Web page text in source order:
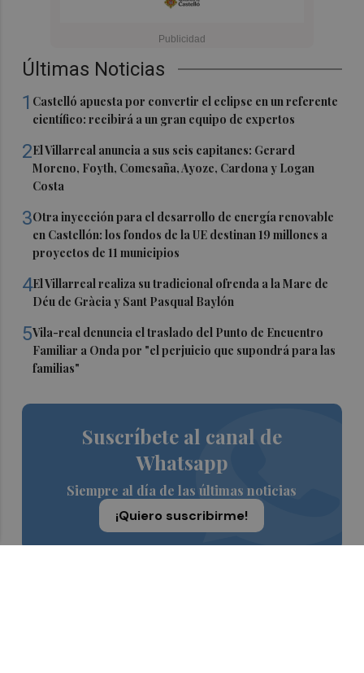
Últimas Noticias
1 Castelló apuesta por convertir el eclipse en un referente
científico: recibirá a un gran equipo de expertos
2El Villarreal anuncia a sus seis capitanes: Gerard
Moreno, Foyth, Comesaña, Ayoze, Cardona y Logan
Costa
3Otra inyección para el desarrollo de energía renovable
en Castellón: los fondos de la UE destinan 19 millones a
proyectos de 11 municipios
4El Villarreal realiza su tradicional ofrenda a la Mare de
Déu de Gràcia y Sant Pasqual Baylón
5Vila-real denuncia el traslado del Punto de Encuentro
Familiar a Onda por "el perjuicio que supondrá para las
familias"
Suscríbete al canal de
Whatsapp
Siempre al día de las últimas noticias
¡Quiero suscribirme!